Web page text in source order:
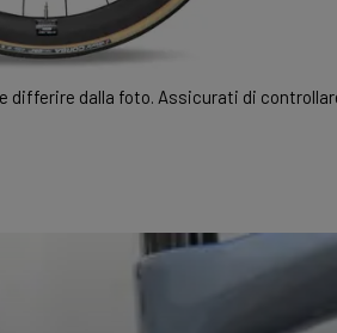
differire dalla foto. Assicurati di